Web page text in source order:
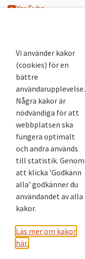
YouTube
Nyhetsbrev
Andra webbplatser
Arkivsök
Fornsök
Fornreg
Bebyggelseregistret
Runor
Kringla
Vi använder kakor
(cookies) för en
bättre
användarupplevelse.
Några kakor är
nödvändiga för att
webbplatsen ska
fungera optimalt
och andra används
till statistik. Genom
att klicka 'Godkänn
alla' godkänner du
användandet av alla
kakor.
Läs mer om kakor
här.